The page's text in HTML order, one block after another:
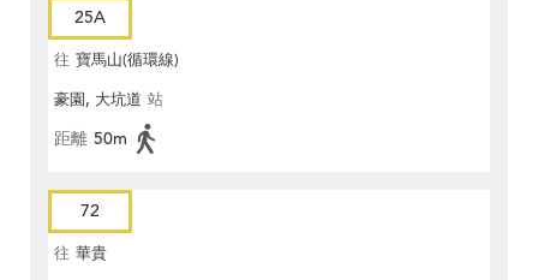
25A
往 寶馬山(循環線)
豪園, 大坑道 站
距離 50m
72
往 華貴